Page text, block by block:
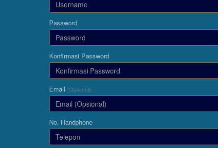
Password
Konfirmasi Password
Email (Opsional)
No. Handphone